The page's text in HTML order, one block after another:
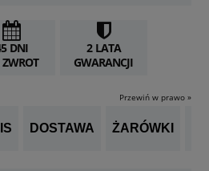
DNI
2 LATA
GWARANCJI
Przewiń w prawo »
DOSTAWA ŻARÓWKI